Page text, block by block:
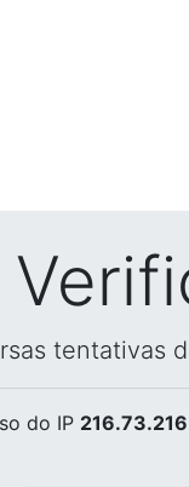
tentativas
do IP